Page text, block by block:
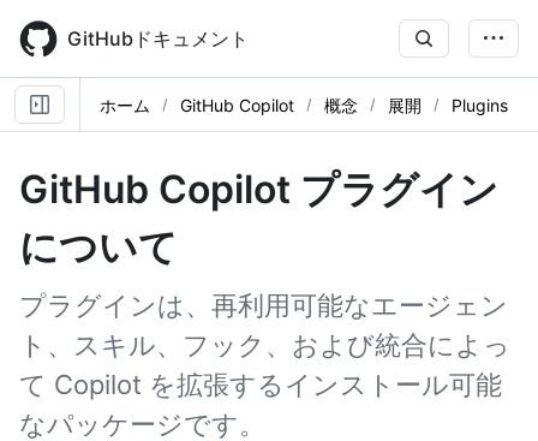
main
content
GitHubドキュメント
ホーム GitHub Copilot 概念 展開 Plugins
GitHub Copilot プラグイン
について
プラグインは、再利用可能なエージェン
ト、スキル、フック、および統合によっ
て Copilot を拡張するインストール可能
なパッケージです。